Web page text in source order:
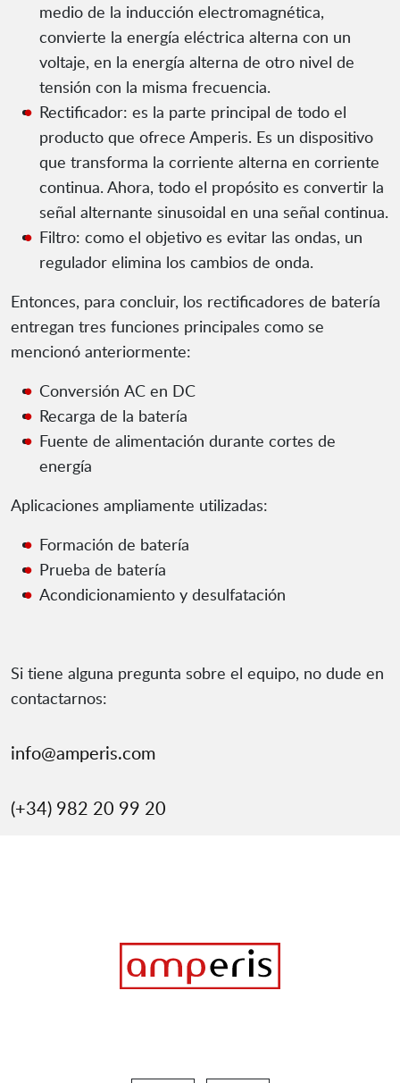
medio de la inducción electromagnética,
convierte la energía eléctrica alterna con un
voltaje, en la energía alterna de otro nivel de
tensión con la misma frecuencia.
Rectificador: es la parte principal de todo el
producto que ofrece Amperis. Es un dispositivo
que transforma la corriente alterna en corriente
continua. Ahora, todo el propósito es convertir la
señal alternante sinusoidal en una señal continua.
Filtro: como el objetivo es evitar las ondas, un
regulador elimina los cambios de onda.
Entonces, para concluir, los rectificadores de batería
entregan tres funciones principales como se
mencionó anteriormente:
Conversión AC en DC
Recarga de la batería
Fuente de alimentación durante cortes de
energía
Aplicaciones ampliamente utilizadas:
Formación de batería
Prueba de batería
Acondicionamiento y desulfatación
Si tiene alguna pregunta sobre el equipo, no dude en
contactarnos:
info@amperis.com
(+34) 982 20 99 20